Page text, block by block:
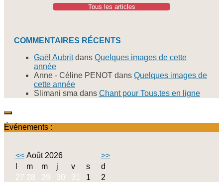
Tous les articles
COMMENTAIRES RÉCENTS
Gaël Aubritdans Quelques images de cette
année
Anne - Céline PENOT dans Quelques images de
cette année
Slimani sma dans Chant pour Tous.tes en ligne
Événements :
<< Août 2026
>>
m m j v s
d
27 28 29 30 31 1
2